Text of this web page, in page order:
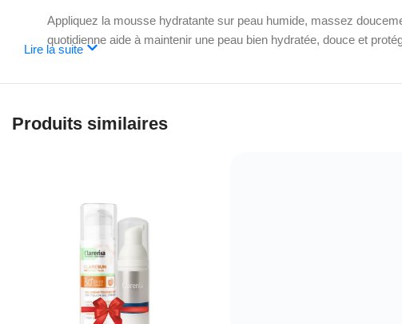
Appliquez la mousse hydratante sur peau humide, massez
quotidienne aide à maintenir une peau bien hydratée, douce et
Pour en savoir plus sur nos produits, visitez notre
Lire la suite
Produits similaires